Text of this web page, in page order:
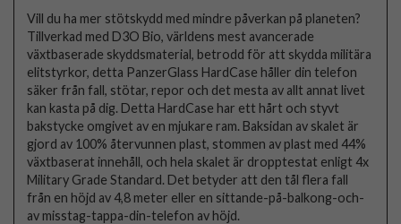
Vill du ha mer stötskydd med mindre påverkan på planeten?
Tillverkad med D3O Bio, världens mest avancerade
växtbaserade skyddsmaterial, betrodd för att skydda militära
elitstyrkor, detta PanzerGlass HardCase håller din telefon
säker från fall, stötar, repor och det mesta av allt annat livet
kan kasta på dig. Detta HardCase har ett hårt och styvt
bakstycke omgivet av en mjukare ram. Baksidan av skalet är
gjord av 100% återvunnen plast, stommen av plast med 44%
växtbaserat innehåll, och hela skalet är dropptestat enligt 4x
Military Grade Standard. Det betyder att den tål flera fall
från en höjd av 4,8 meter eller en sittande-på-balkong-och-
av misstag-tappa-din-telefon av höjd.